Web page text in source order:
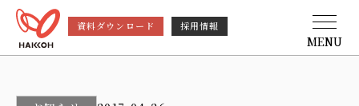
資料ダウンロード 採用情報
MENU